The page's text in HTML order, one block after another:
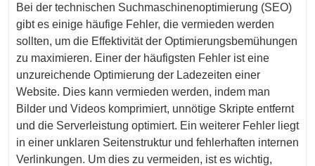
Bei der technischen Suchmaschinenoptimierung (SEO)
gibt es einige häufige Fehler, die vermieden werden
sollten, um die Effektivität der Optimierungsbemühungen
zu maximieren. Einer der häufigsten Fehler ist eine
unzureichende Optimierung der Ladezeiten einer
Website. Dies kann vermieden werden, indem man
Bilder und Videos komprimiert, unnötige Skripte entfernt
und die Serverleistung optimiert. Ein weiterer Fehler liegt
in einer unklaren Seitenstruktur und fehlerhaften internen
Verlinkungen. Um dies zu vermeiden, ist es wichtig,